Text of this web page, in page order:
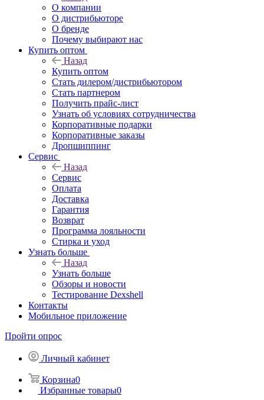
О компании
О дистрибьюторе
О бренде
Почему выбирают нас
Купить оптом
Назад
Купить оптом
Стать дилером/дистрибьютором
Стать партнером
Получить прайс-лист
Узнать об условиях сотрудничества
Корпоративные подарки
Корпоративные заказы
Дропшиппинг
Сервис
Назад
Сервис
Оплата
Доставка
Гарантия
Возврат
Программа лояльности
Стирка и уход
Узнать больше
Назад
Узнать больше
Обзоры и новости
Тестирование Dexshell
Контакты
Мобильное приложение
Пройти опрос
Личный кабинет
Корзина0
Избранные товары0